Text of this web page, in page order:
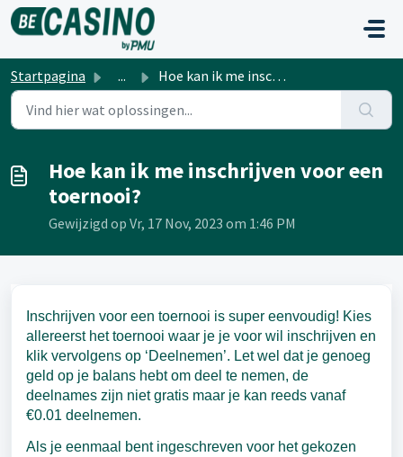
Doorgaan naar hoofdinhoud
Startpagina ... Hoe kan ik me inschrijven voor een toernooi?
Hoe kan ik me inschrijven voor een
toernooi?
Gewijzigd op Vr, 17 Nov, 2023 om 1:46 PM
Inschrijven voor een toernooi is super eenvoudig! Kies
allereerst het toernooi waar je je voor wil inschrijven en
klik vervolgens op ‘Deelnemen’. Let wel dat je genoeg
geld op je balans hebt om deel te nemen, de
deelnames zijn niet gratis maar je kan reeds vanaf
€0.01 deelnemen.
Als je eenmaal bent ingeschreven voor het gekozen